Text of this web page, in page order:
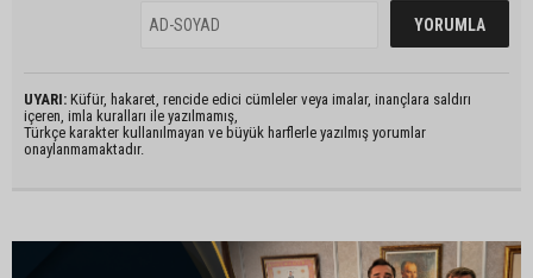
UYARI: Küfür, hakaret, rencide edici cümleler veya imalar, inançlara saldırı
içeren, imla kuralları ile yazılmamış,
Türkçe karakter kullanılmayan ve büyük harflerle yazılmış yorumlar
onaylanmamaktadır.